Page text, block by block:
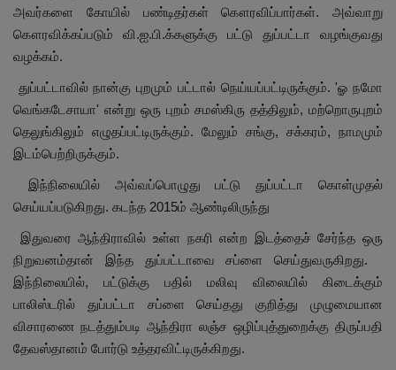
அவர்களை கோயில் பண்டிதர்கள் கௌரவிப்பார்கள். அவ்வாறு
கௌரவிக்கப்படும் வி.ஐ.பி.க்களுக்கு பட்டு துப்பட்டா வழங்குவது
வழக்கம்.
துப்பட்டாவில் நான்கு புறமும் பட்டால் நெய்யப்பட்டிருக்கும். 'ௐ நமோ
வெங்கடேசாயா' என்று ஒரு புறம் சமஸ்கிரு தத்திலும்,மற்றொருபுறம்
தெலுங்கிலும் எழுதப்பட்டிருக்கும். மேலும் சங்கு, சக்கரம், நாமமும்
இடம்பெற்றிருக்கும்.
இந்நிலையில் அவ்வப்பொழுது பட்டு துப்பட்டா கொள்முதல்
செய்யப்படுகிறது. கடந்த 2015ம் ஆண்டிலிருந்து
இதுவரை ஆந்திராவில் உள்ள நகரி என்ற இடத்தைச் சேர்ந்த ஒரு
நிறுவனம்தான் இந்த துப்பட்டாவை சப்ளை செய்துவருகிறது.
இந்நிலையில், பட்டுக்கு பதில் மலிவு விலையில் கிடைக்கும்
பாலிஸ்டரில் துப்பட்டா சப்ளை செய்தது குறித்து முழுமையான
விசாரணை நடத்தும்படி ஆந்திரா லஞ்ச ஒழிப்புத்துறைக்கு திருப்பதி
தேவஸ்தானம் போர்டு உத்தரவிட்டிருக்கிறது.